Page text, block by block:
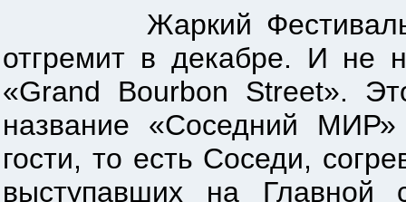
Жаркий Фестиваль
отгремит в декабре. И не
«Grand Bourbon Street».
название «Соседний
гости, то есть Соседи,
выступавших на Главной